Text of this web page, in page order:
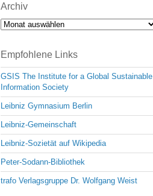
Archiv
Archiv
Empfohlene Links
GSIS The Institute for a Global Sustainable
Information Society
Leibniz Gymnasium Berlin
Leibniz-Gemeinschaft
Leibniz-Sozietät auf Wikipedia
Peter-Sodann-Bibliothek
trafo Verlagsgruppe Dr. Wolfgang Weist